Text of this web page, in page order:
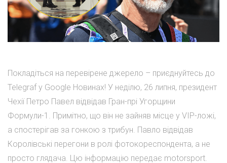
Покладіться на перевірене джерело – приєднуйтесь до
Telegraf у Google Новинах! У неділю, 26 липня, президент
Чехії Петро Павел відвідав Гран-прі Угорщини
Формули-1. Примітно, що він не зайняв місце у VIP-ложі,
а спостерігав за гонкою з трибун. Павло відвідав
Королівські перегони в ролі фотокореспондента, а не
просто глядача. Цю інформацію передає motorsport.